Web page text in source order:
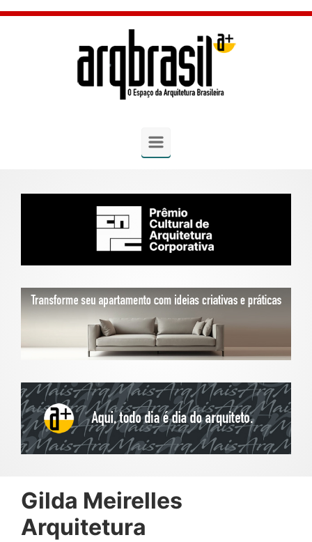
Skip to main content
Gilda Meirelles
Arquitetura